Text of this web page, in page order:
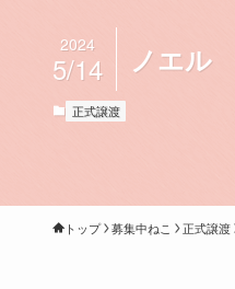
ノエル
2024
5/14
正式譲渡
トップ 募集中ねこ 正式譲渡